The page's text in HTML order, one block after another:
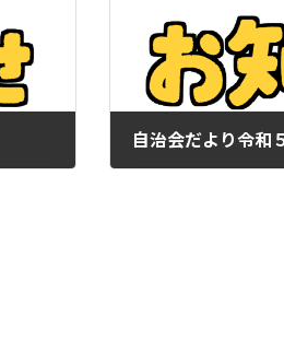
自治会だより令和